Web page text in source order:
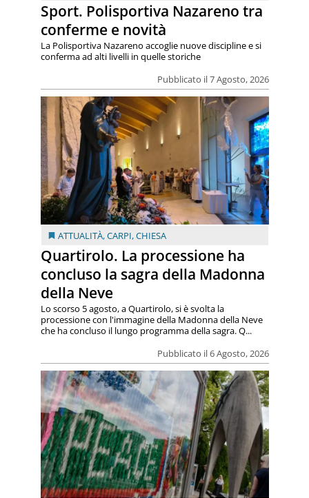
Sport. Polisportiva Nazareno tra
conferme e novità
Pubblicato il 7 Agosto, 2026
La Polisportiva Nazareno accoglie nuove discipline e si
conferma ad alti livelli in quelle storiche
ATTUALITÀ,CARPI,CHIESA
Quartirolo. La processione ha
concluso la sagra della Madonna
della Neve
Pubblicato il 6 Agosto, 2026
Lo scorso 5 agosto, a Quartirolo, si è svolta la
processione con l'immagine della Madonna della Neve
che ha concluso il lungo programma della sagra. Q...